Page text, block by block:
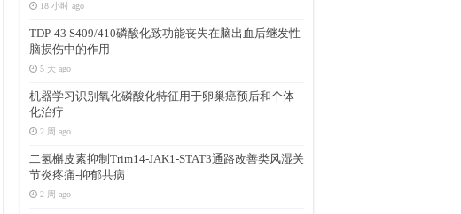
18 小时 ago
TDP-43 S409/410磷酸化致功能丧失在脑出血后继发性
脑损伤中的作用
5 天 ago
机器学习识别氧化磷酸化特征用于卵巢癌预后和个体
化治疗
2 周 ago
二氢槲皮素抑制Trim14-JAK1-STAT3通路改善类风湿关
节炎疼痛-抑郁共病
2 周 ago